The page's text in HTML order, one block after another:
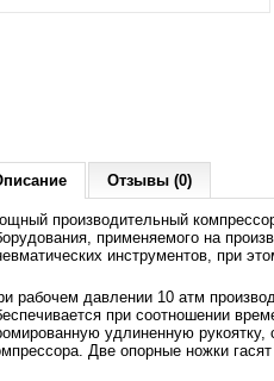
Отзывы (0)
производительный
применяемого на
инструментов, при
рабочем давлении 10 атм
при соотношении
удлиненную рукоятку,
Две опорные ножки